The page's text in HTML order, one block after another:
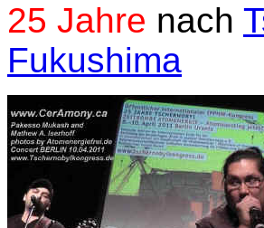
25 Jahre nach
Fukushima